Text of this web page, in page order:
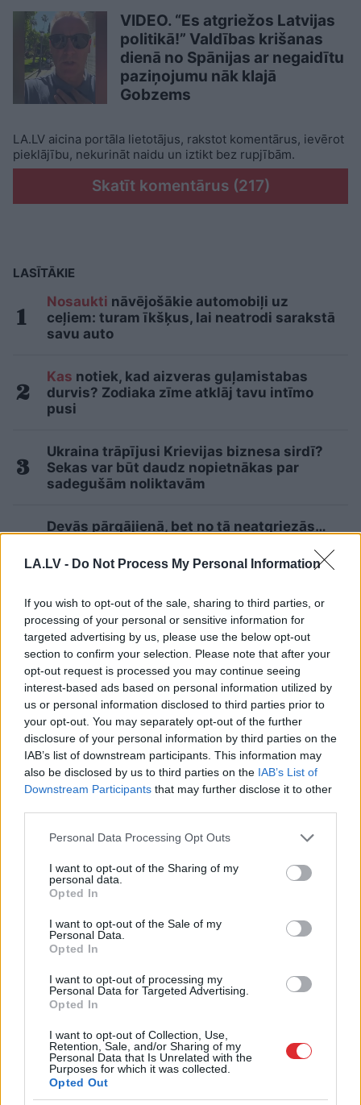
LA.LV - Do Not Process My Personal Information
If you wish to opt-out of the sale, sharing to third parties, or
processing of your personal or sensitive information for
targeted advertising by us, please use the below opt-out
section to confirm your selection. Please note that after your
opt-out request is processed you may continue seeing
interest-based ads based on personal information utilized by
us or personal information disclosed to third parties prior to
your opt-out. You may separately opt-out of the further
disclosure of your personal information by third parties on the
IAB’s list of downstream participants. This information may
also be disclosed by us to third parties on the IAB’s List of
Downstream Participants that may further disclose it to other
Please note that this website/app uses one or more Google
not limited to your visit or usage behaviour. You may click to
grant or deny consent to Google and its third-party tags to
use your data for below specified purposes in below Google
consent section.
Personal Data Processing Opt Outs
I want to opt-out of the Sharing of my
personal data.
Opted In
I want to opt-out of the Sale of my
Personal Data.
Opted In
I want to opt-out of processing my
Personal Data for Targeted Advertising.
Opted In
I want to opt-out of Collection, Use,
Retention, Sale, and/or Sharing of my
Personal Data that Is Unrelated with the
Purposes for which it was collected.
Opted Out
VIDEO. “Es atgriežos Latvijas
politikā!” Valdības krišanas
dienā no Spānijas ar negaidītu
paziņojumu nāk klajā
Gobzems
LA.LV aicina portāla lietotājus, rakstot komentārus, ievērot
pieklājību, nekurināt naidu un iztikt bez rupjībām.
Skatīt komentārus (217)
LASĪTĀKIE
Nosaukti nāvējošākie automobiļi uz
ceļiem: turam īkšķus, lai neatrodi sarakstā
savu auto
Kas notiek, kad aizveras guļamistabas
durvis? Zodiaka zīme atklāj tavu intīmo
pusi
Ukraina trāpījusi Krievijas biznesa sirdī?
Sekas var būt daudz nopietnākas par
sadegušām noliktavām
Devās pārgājienā, bet no tā neatgriezās…
pēdējām dzīves dienām
“Izlīdaārā velniņš” – Kulbergam sanācis
visai neveikls kašķis ar žurnālistu Ivo
Leitānu
“Šausmās gribas noskurināties!” Pircējs
veikalā uzvelkas par citu pircēju uzvedību
pie bulciņu stenda
Lasīt citas ziņas
“Šausmāsgribas
noskurināties!” Pircējs
veikalā uzvelkas par citu
pircēju uzvedību pie